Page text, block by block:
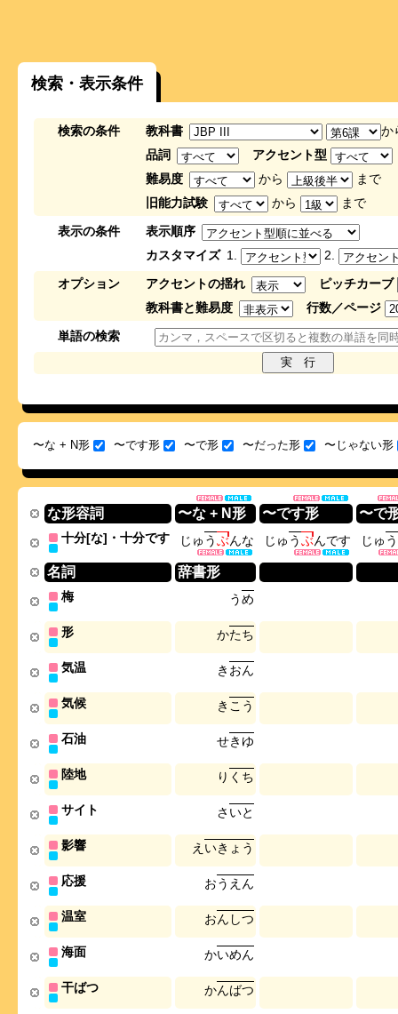
検索・表示条件
検索の条件 教科書
か
品詞
アクセント型
難易度
から
まで
旧能力試験
から
まで
表示の条件
表示順序
カスタマイズ 1.
2.
オプション
アクセントの揺れ
ピッチカーブ
教科書と難易度
行数／ページ
単語の検索
〜な + N形 〜です形 〜で形 〜だった形 〜じゃない形
な形容詞 〜な + N形 〜です形 〜で
十分[な]・十分です じ ゅ うぶんな じ ゅ うぶんです じ ゅ う
名詞 辞書形
梅 うめ
形 かたち
気温 き おん
気候 き こ う
石油 せき ゆ
陸地 り く ち
サイト さ いと
影響 え いき ょ う
応援 おう え ん
温室 おん しつ
海面 かいめん
干ばつ かんばつ